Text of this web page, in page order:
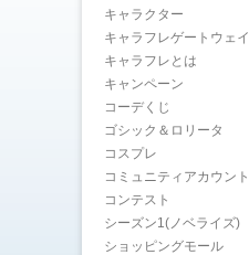
キャラクター
キャラフレゲートウェイ
キャラフレとは
キャンペーン
コーデくじ
ゴシック＆ロリータ
コスプレ
コミュニティアカウント
コンテスト
シーズン1(ノベライズ)
ショッピングモール